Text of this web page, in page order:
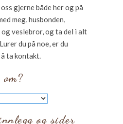
gjerne både her og på
meg, husbonden,
veslebror, og ta del i alt
du på noe, er du
ta kontakt.
og sider